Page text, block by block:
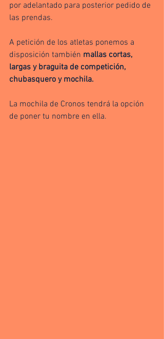
por adelantado para posterior pedido de
las prendas.
A petición de los atletas ponemos a
disposición también mallas cortas,
largas y braguita de competición,
chubasquero y mochila.
La mochila de Cronos tendrá la opción
de poner tu nombre en ella.